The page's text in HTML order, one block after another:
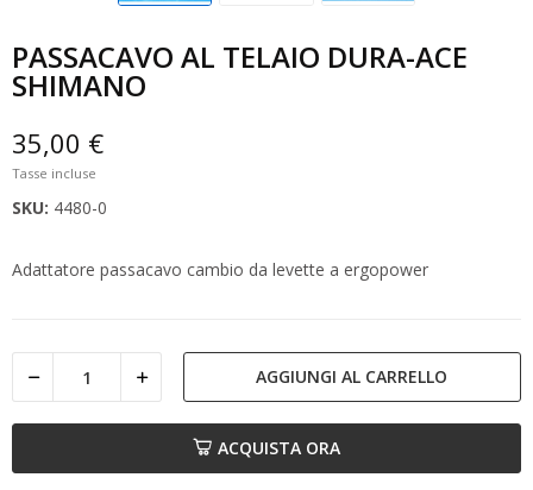
PASSACAVO AL TELAIO DURA-ACE
SHIMANO
35,00 €
Tasse incluse
SKU: 4480-0
Adattatore passacavo cambio da levette a ergopower
AGGIUNGI AL CARRELLO
ACQUISTA ORA